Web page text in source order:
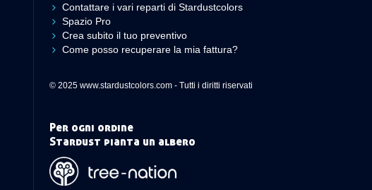
Contattare i vari reparti di Stardustcolors
Spazio Pro
Crea subito il tuo preventivo
Come posso recuperare la mia fattura?
© 2025 www.stardustcolors.com - Tutti i diritti riservati
Per ogni ordine
Stardust pianta un albero